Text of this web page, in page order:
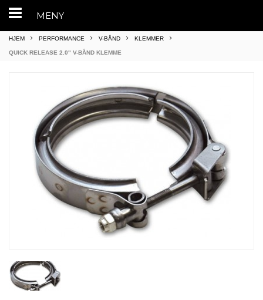
MENY
HJEM PERFORMANCE V-BÅND KLEMMER
QUICK RELEASE 2.0" V-BÅND KLEMME